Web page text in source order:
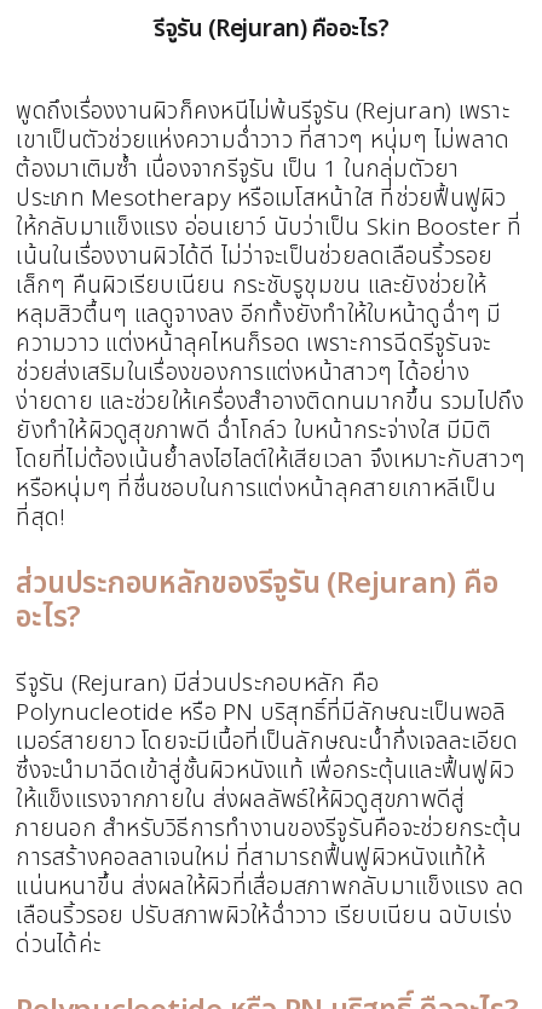
รีจูรัน (Rejuran) คืออะไร?
พูดถึงเรื่องงานผิวก็คงหนีไม่พ้นรีจูรัน (Rejuran) เพราะ
เขาเป็นตัวช่วยแห่งความฉ่ำวาว ที่สาวๆ หนุ่มๆ ไม่พลาด
ต้องมาเติมซ้ำ เนื่องจากรีจูรัน เป็น 1 ในกลุ่มตัวยา
ประเภท Mesotherapy หรือเมโสหน้าใส ที่ช่วยฟื้นฟูผิว
ให้กลับมาแข็งแรง อ่อนเยาว์ นับว่าเป็น Skin Booster ที่
เน้นในเรื่องงานผิวได้ดี ไม่ว่าจะเป็นช่วยลดเลือนริ้วรอย
เล็กๆ คืนผิวเรียบเนียน กระชับรูขุมขน และยังช่วยให้
หลุมสิวตื้นๆ แลดูจางลง อีกทั้งยังทำให้ใบหน้าดูฉ่ำๆ มี
ความวาว แต่งหน้าลุคไหนก็รอด เพราะการฉีดรีจูรันจะ
ช่วยส่งเสริมในเรื่องของการแต่งหน้าสาวๆ ได้อย่าง
ง่ายดาย และช่วยให้เครื่องสำอางติดทนมากขึ้น รวมไปถึง
ยังทำให้ผิวดูสุขภาพดี ฉ่ำโกล์ว ใบหน้ากระจ่างใส มีมิติ
โดยที่ไม่ต้องเน้นย้ำลงไฮไลต์ให้เสียเวลา จึงเหมาะกับสาวๆ
หรือหนุ่มๆ ที่ชื่นชอบในการแต่งหน้าลุคสายเกาหลีเป็น
ที่สุด!
ส่วนประกอบหลักของรีจูรัน (Rejuran) คือ
อะไร?
รีจูรัน (Rejuran) มีส่วนประกอบหลัก คือ
Polynucleotide หรือ PN บริสุทธิ์ที่มีลักษณะเป็นพอลิ
เมอร์สายยาว โดยจะมีเนื้อที่เป็นลักษณะน้ำกึ่งเจลละเอียด
ซึ่งจะนำมาฉีดเข้าสู่ชั้นผิวหนังแท้ เพื่อกระตุ้นและฟื้นฟูผิว
ให้แข็งแรงจากภายใน ส่งผลลัพธ์ให้ผิวดูสุขภาพดีสู่
ภายนอก สำหรับวิธีการทำงานของรีจูรันคือจะช่วยกระตุ้น
การสร้างคอลลาเจนใหม่ ที่สามารถฟื้นฟูผิวหนังแท้ให้
แน่นหนาขึ้น ส่งผลให้ผิวที่เสื่อมสภาพกลับมาแข็งแรง ลด
เลือนริ้วรอย ปรับสภาพผิวให้ฉ่ำวาว เรียบเนียน ฉบับเร่ง
ด่วนได้ค่ะ